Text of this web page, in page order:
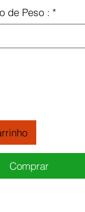
de Peso : *
Comprar